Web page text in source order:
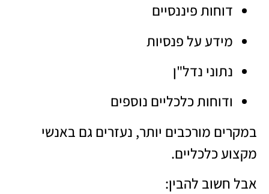
דוחות פיננסיים
מידע על פנסיות
נתוני נדל"ן
ודוחות כלכליים נוספים
במקרים מורכבים יותר, נעזרים גם באנשי
מקצוע כלכליים.
אבל חשוב להבין: